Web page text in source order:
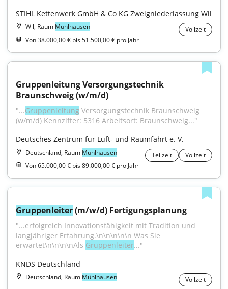
STIHL Kettenwerk GmbH & Co KG Zweigniederlassung Wil
Wil, Raum Mühlhausen
Vollzeit
Von 38.000,00 € bis 51.500,00 € pro Jahr
Gruppenleitung Versorgungstechnik
Braunschweig (w/m/d)
"...Gruppen­leitung Versorgungs­technik Braunschweig
(w/m/d) Kennziffer: 5316 Arbeits­ort: Braunschweig..."
Deutsches Zentrum für Luft- und Raumfahrt e. V.
Deutschland, Raum Mühlhausen Teilzeit
Vollzeit
Von 65.000,00 € bis 89.000,00 € pro Jahr
Gruppenleiter (m/w/d) Fertigungsplanung
"...erfolgreich Innovationsfähigkeit mit Tradition und
langjähriger Erfahrung.\n\n\n\n\n Was Sie
erwartet\n\n\n\nAls Gruppenleiter..."
KNDS Deutschland
Deutschland, Raum Mühlhausen Vollzeit